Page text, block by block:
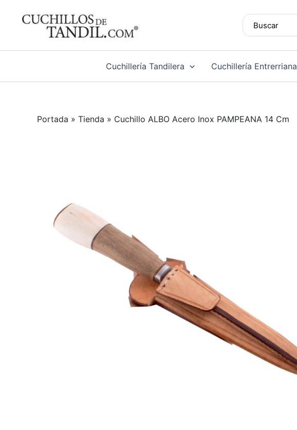
Cuchillería Tandilera Cuchillería Entrerriana
Portada » Tienda » Cuchillo ALBO Acero Inox PAMPEANA 14 Cm